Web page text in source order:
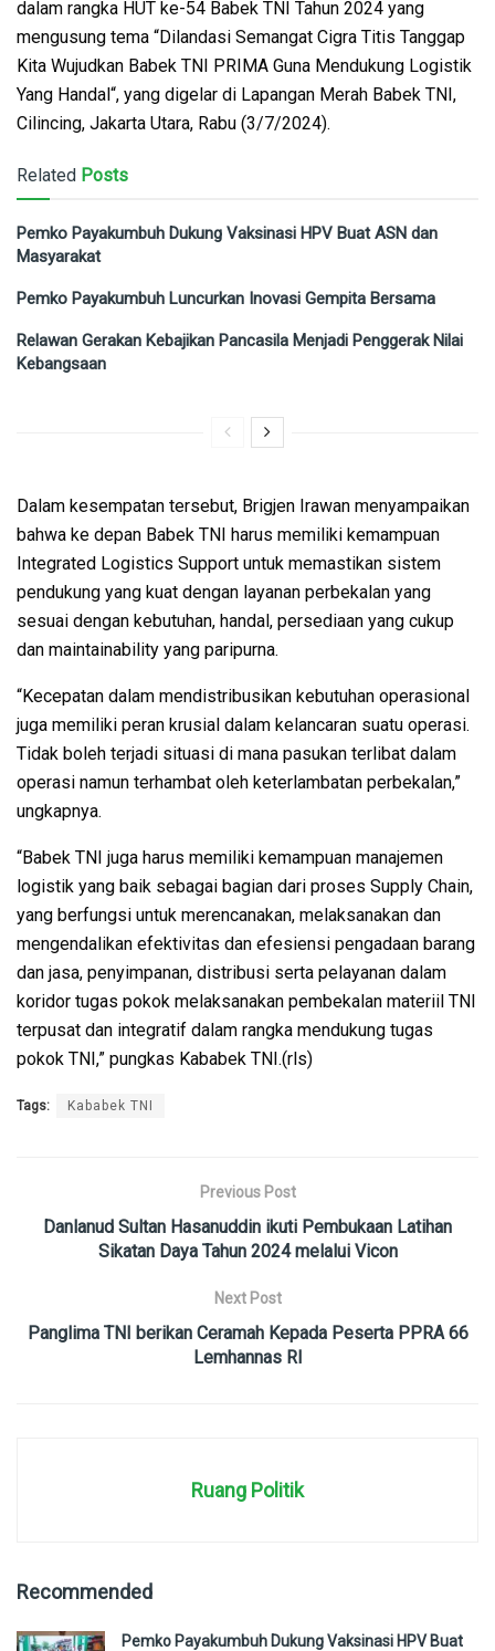
dalam rangka HUT ke-54 Babek TNI Tahun 2024 yang
mengusung tema “Dilandasi Semangat Cigra Titis Tanggap
Kita Wujudkan Babek TNI PRIMA Guna Mendukung Logistik
Yang Handal“, yang digelar di Lapangan Merah Babek TNI,
Cilincing, Jakarta Utara, Rabu (3/7/2024).
Related Posts
Pemko Payakumbuh Dukung Vaksinasi HPV Buat ASN dan
Masyarakat
Pemko Payakumbuh Luncurkan Inovasi Gempita Bersama
Relawan Gerakan Kebajikan Pancasila Menjadi Penggerak Nilai
Kebangsaan
Dalam kesempatan tersebut, Brigjen Irawan menyampaikan
bahwa ke depan Babek TNI harus memiliki kemampuan
Integrated Logistics Support untuk memastikan sistem
pendukung yang kuat dengan layanan perbekalan yang
sesuai dengan kebutuhan, handal, persediaan yang cukup
dan maintainability yang paripurna.
“Kecepatan dalam mendistribusikan kebutuhan operasional
juga memiliki peran krusial dalam kelancaran suatu operasi.
Tidak boleh terjadi situasi di mana pasukan terlibat dalam
operasi namun terhambat oleh keterlambatan perbekalan,”
ungkapnya.
“Babek TNI juga harus memiliki kemampuan manajemen
logistik yang baik sebagai bagian dari proses Supply Chain,
yang berfungsi untuk merencanakan, melaksanakan dan
mengendalikan efektivitas dan efesiensi pengadaan barang
dan jasa, penyimpanan, distribusi serta pelayanan dalam
koridor tugas pokok melaksanakan pembekalan materiil TNI
terpusat dan integratif dalam rangka mendukung tugas
pokok TNI,” pungkas Kababek TNI.(rls)
Tags: Kababek TNI
Previous Post
Danlanud Sultan Hasanuddin ikuti Pembukaan Latihan
Sikatan Daya Tahun 2024 melalui Vicon
Next Post
Panglima TNI berikan Ceramah Kepada Peserta PPRA 66
Lemhannas RI
Ruang Politik
Recommended
Pemko Payakumbuh Dukung Vaksinasi HPV Buat